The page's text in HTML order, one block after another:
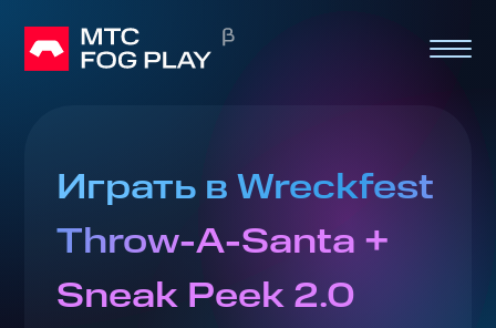
Играть в Wreckfest
Throw-A-Santa +
Sneak Peek 2.0